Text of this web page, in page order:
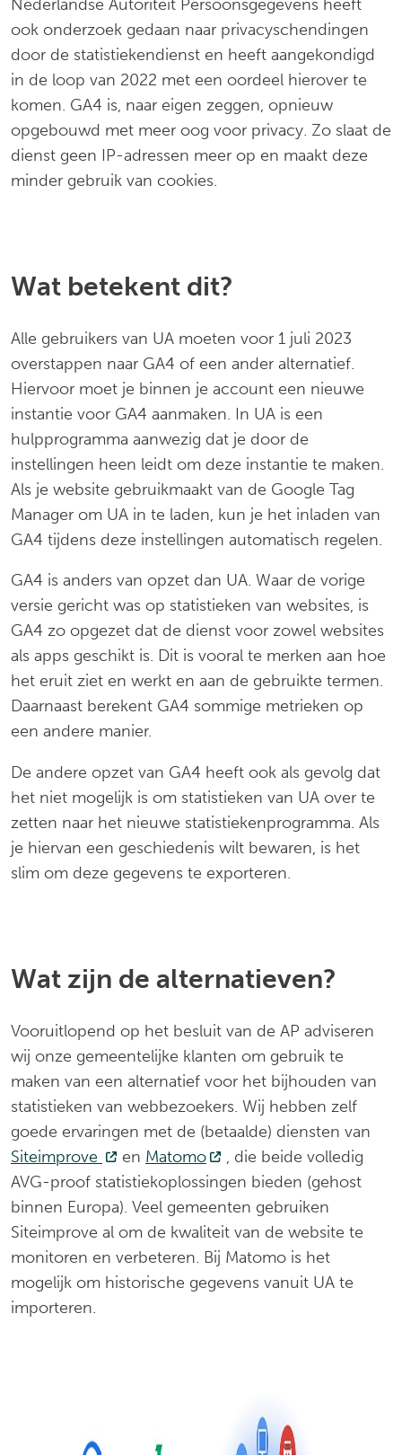
Nederlandse Autoriteit Persoonsgegevens heeft
ook onderzoek gedaan naar privacyschendingen
door de statistiekendienst en heeft aangekondigd
in de loop van 2022 met een oordeel hierover te
komen. GA4 is, naar eigen zeggen, opnieuw
opgebouwd met meer oog voor privacy. Zo slaat de
dienst geen IP-adressen meer op en maakt deze
minder gebruik van cookies.
Wat betekent dit?
Alle gebruikers van UA moeten voor 1 juli 2023
overstappen naar GA4 of een ander alternatief.
Hiervoor moet je binnen je account een nieuwe
instantie voor GA4 aanmaken. In UA is een
hulpprogramma aanwezig dat je door de
instellingen heen leidt om deze instantie te maken.
Als je website gebruikmaakt van de Google Tag
Manager om UA in te laden, kun je het inladen van
GA4 tijdens deze instellingen automatisch regelen.
GA4 is anders van opzet dan UA. Waar de vorige
versie gericht was op statistieken van websites, is
GA4 zo opgezet dat de dienst voor zowel websites
als apps geschikt is. Dit is vooral te merken aan hoe
het eruit ziet en werkt en aan de gebruikte termen.
Daarnaast berekent GA4 sommige metrieken op
een andere manier.
De andere opzet van GA4 heeft ook als gevolg dat
het niet mogelijk is om statistieken van UA over te
zetten naar het nieuwe statistiekenprogramma. Als
je hiervan een geschiedenis wilt bewaren, is het
slim om deze gegevens te exporteren.
Wat zijn de alternatieven?
Vooruitlopend op het besluit van de AP adviseren
wij onze gemeentelijke klanten om gebruik te
maken van een alternatief voor het bijhouden van
statistieken van webbezoekers. Wij hebben zelf
goede ervaringen met de (betaalde) diensten van
Siteimprove (Deze link gaat naar een externe website)
en Matomo(Deze link gaat naar een
, die beide volledig
AVG-proof statistiekoplossingen bieden (gehost
binnen Europa). Veel gemeenten gebruiken
Siteimprove al om de kwaliteit van de website te
monitoren en verbeteren. Bij Matomo is het
mogelijk om historische gegevens vanuit UA te
importeren.